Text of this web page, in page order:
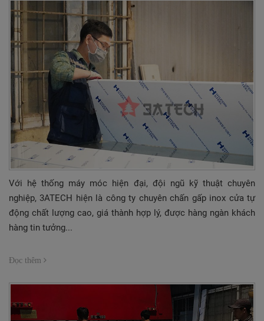
Với hệ thống máy móc hiện đại, đội ngũ kỹ thuật chuyên
nghiệp, 3ATECH hiện là công ty chuyên chấn gấp inox cửa tự
động chất lượng cao, giá thành hợp lý, được hàng ngàn khách
hàng tin tưởng...
Đọc thêm